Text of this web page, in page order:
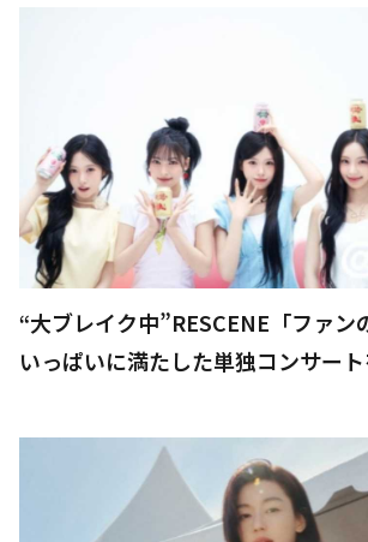
“大ブレイク中”RESCENE「ファン
いっぱいに満たした単独コンサー